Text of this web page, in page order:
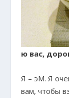
ю вас,
Я – эМ. Я
вам, чтобы